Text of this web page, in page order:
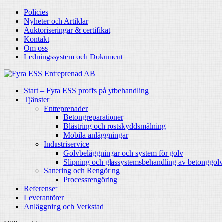
Policies
Nyheter och Artiklar
Auktoriseringar & certifikat
Kontakt
Om oss
Ledningssystem och Dokument
Start – Fyra ESS proffs på ytbehandling
Tjänster
Entreprenader
Betongreparationer
Blästring och rostskyddsmålning
Mobila anläggningar
Industriservice
Golvbeläggningar och system för golv
Slipning och glassystemsbehandling av
Sanering och Rengöring
Processrengöring
Referenser
Leverantörer
Anläggning och Verkstad